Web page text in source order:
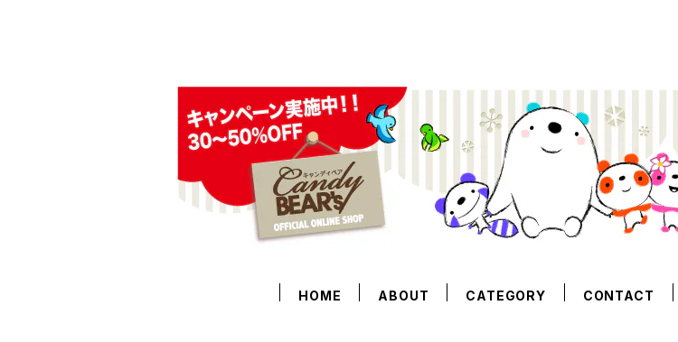
HOME ABOUT CATEGORY CONTACT